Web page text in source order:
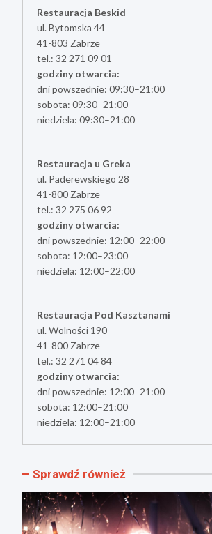
Restauracja Beskid
ul. Bytomska 44
41-803 Zabrze
tel.: 32 271 09 01
godziny otwarcia:
dni powszednie: 09:30–21:00
sobota: 09:30–21:00
niedziela: 09:30–21:00
Restauracja u Greka
ul. Paderewskiego 28
41-800 Zabrze
tel.: 32 275 06 92
godziny otwarcia:
dni powszednie: 12:00–22:00
sobota: 12:00–23:00
niedziela: 12:00–22:00
Restauracja Pod Kasztanami
ul. Wolności 190
41-800 Zabrze
tel.: 32 271 04 84
godziny otwarcia:
dni powszednie: 12:00–21:00
sobota: 12:00–21:00
niedziela: 12:00–21:00
Sprawdź również